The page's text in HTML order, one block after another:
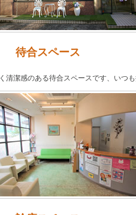
待合スペース
清潔感のある待合スペースです、いつ